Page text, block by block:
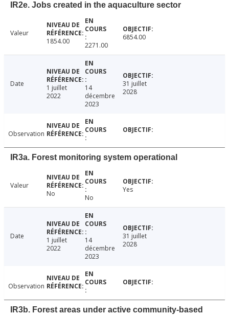
IR2e. Jobs created in the aquaculture sector
Valeur
1854.00
2271.00
6854.00
Date
1 juillet
2022
14
décembre
2023
31 juillet
2028
Observation
IR3a. Forest monitoring system operational
Valeur
No
No
Yes
Date
1 juillet
2022
14
décembre
2023
31 juillet
2028
Observation
IR3b. Forest areas under active community-based